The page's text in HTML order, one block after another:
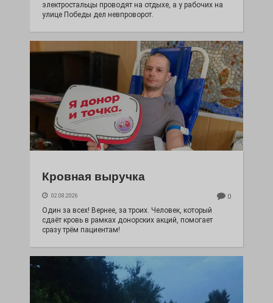
электростальцы проводят на отдыхе, а у рабочих на
улице Победы дел невпроворот.
Кровная выручка
02.08.2026 0
Один за всех! Вернее, за троих. Человек, который
сдаёт кровь в рамках донорских акций, помогает
сразу трём пациентам!